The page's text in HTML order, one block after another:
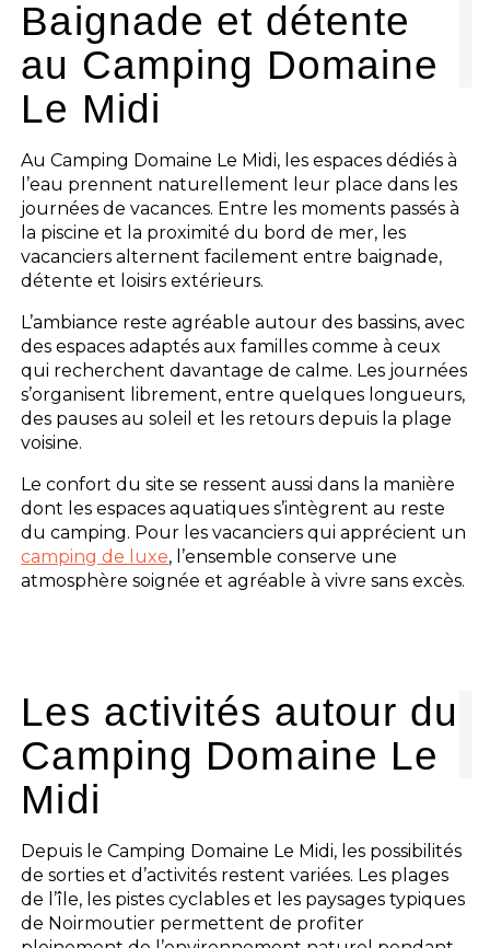
Baignade et détente
au Camping Domaine
Le Midi
Au Camping Domaine Le Midi, les espaces dédiés à
l’eau prennent naturellement leur place dans les
journées de vacances. Entre les moments passés à
la piscine et la proximité du bord de mer, les
vacanciers alternent facilement entre baignade,
détente et loisirs extérieurs.
L’ambiance reste agréable autour des bassins, avec
des espaces adaptés aux familles comme à ceux
qui recherchent davantage de calme. Les journées
s’organisent librement, entre quelques longueurs,
des pauses au soleil et les retours depuis la plage
voisine.
Le confort du site se ressent aussi dans la manière
dont les espaces aquatiques s’intègrent au reste
du camping. Pour les vacanciers qui apprécient un
camping de luxe, l’ensemble conserve une
atmosphère soignée et agréable à vivre sans excès.
Les activités autour du
Camping Domaine Le
Midi
Depuis le Camping Domaine Le Midi, les possibilités
de sorties et d’activités restent variées. Les plages
de l’île, les pistes cyclables et les paysages typiques
de Noirmoutier permettent de profiter